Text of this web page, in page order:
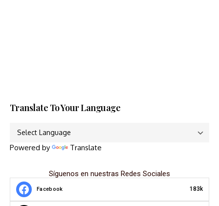
Translate To Your Language
Powered by Translate
Síguenos en nuestras Redes Sociales
Facebook 183k